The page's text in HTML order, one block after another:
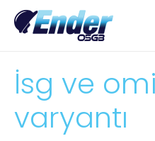
İsg ve
varyantı